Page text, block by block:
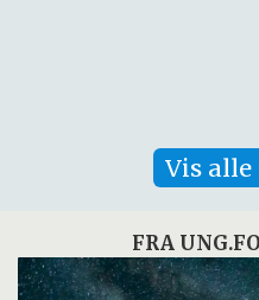
Vis
FRA